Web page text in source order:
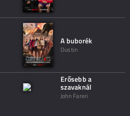
A buborék
Dustin
Erősebb a
szavaknál
John Fareri